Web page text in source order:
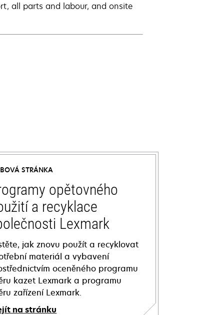
all parts and labour, and onsite
STRÁNKA
opětovného
a recyklace
Lexmark
jak znovu použít a recyklovat
materiál a vybavení
oceněného programu
kazet Lexmark a programu
zařízení Lexmark.
na stránku